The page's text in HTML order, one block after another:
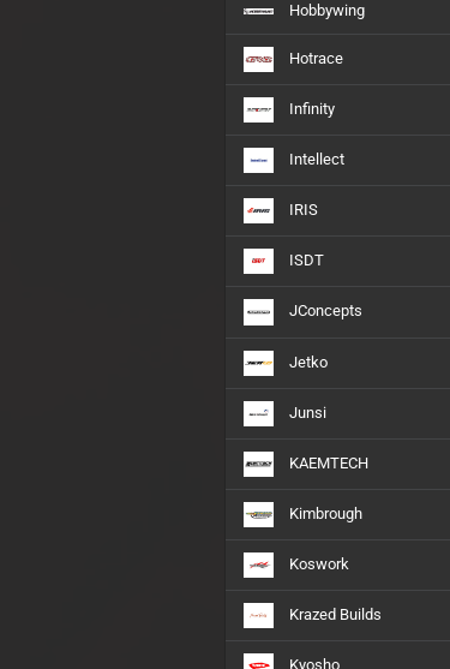
Hobbywing
Hotrace
Infinity
Intellect
IRIS
ISDT
JConcepts
Jetko
Junsi
KAEMTECH
Kimbrough
Koswork
Krazed Builds
Kyosho